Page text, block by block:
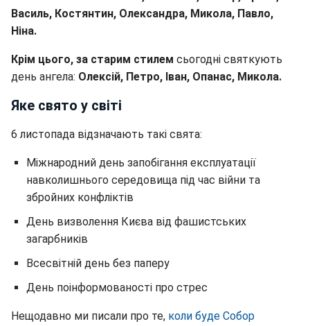
Василь, Костянтин, Олександра, Микола, Павло,
Ніна.
Крім цього, за старим стилем сьогодні святкують
день ангела: Олексій, Петро, Іван, Опанас, Микола.
Яке свято у світі
6 листопада відзначають такі свята:
Міжнародний день запобігання експлуатації
навколишнього середовища під час війни та
збройних конфліктів
День визволення Києва від фашистських
загарбників
Всесвітній день без паперу
День поінформованості про стрес
Нещодавно ми писали про те, коли буде Собор